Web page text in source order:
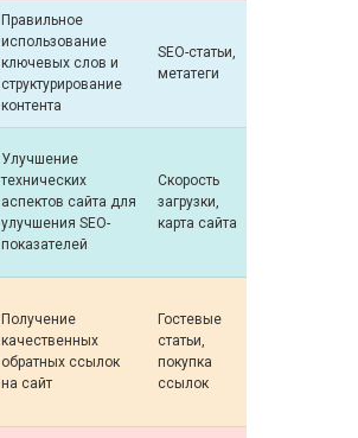
Правильное
использование
ключевых слов и
структурирование
контента
SEO-статьи,
метатеги
Улучшение
технических
аспектов сайта для
улучшения SEO-
показателей
Скорость
загрузки,
карта сайта
Получение
качественных
обратных ссылок
на сайт
Гостевые
статьи,
покупка
ссылок